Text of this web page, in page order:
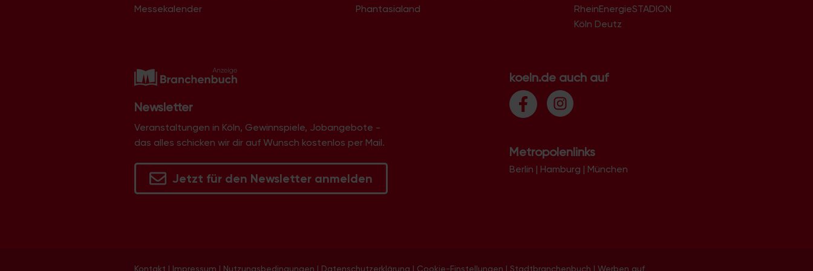
Messekalender
Phantasialand
RheinEnergieSTADION
Köln Deutz
Newsletter
Veranstaltungen in Köln, Gewinnspiele, Jobangebote -
das alles schicken wir dir auf Wunsch kostenlos per Mail.
Jetzt für den Newsletter anmelden
koeln.de auch auf
Metropolenlinks
Berlin | Hamburg | München
Kontakt | Impressum | Nutzungsbedingungen | Datenschutzerklärung | Cookie-Einstellungen | Stadtbranchenbuch | Werben auf